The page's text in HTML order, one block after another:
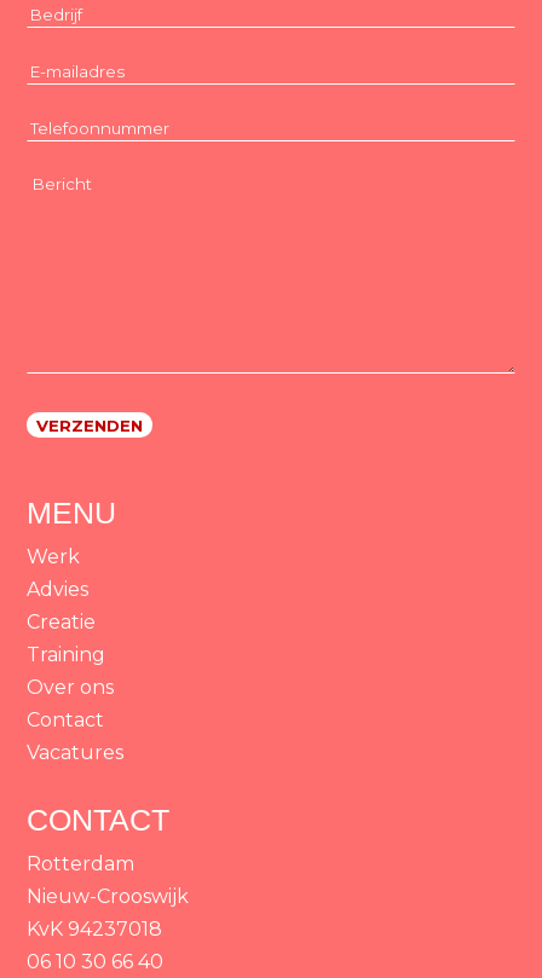
Bedrijf
E-
Telefoonnummer
Bericht
MENU
Werk
Advies
Creatie
Training
Over ons
Contact
Vacatures
CONTACT
Rotterdam
Nieuw-Crooswijk
KvK 94237018
06 10 30 66 40